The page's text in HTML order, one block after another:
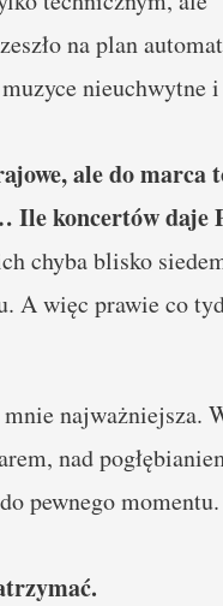
na plan
nieuchwytne
ale do marca
Ile koncertów daje
chyba blisko
A więc prawie co
najważniejsza.
nad
pewnego